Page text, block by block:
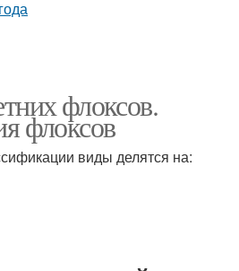
флоксов.
флоксов
виды делятся на: